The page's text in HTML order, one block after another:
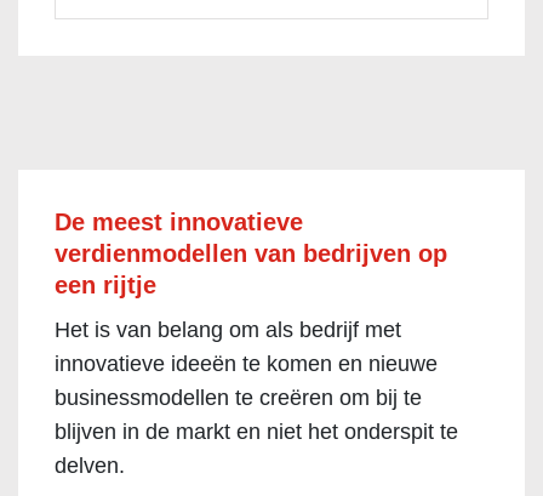
De meest innovatieve
verdienmodellen van bedrijven op
een rijtje
Het is van belang om als bedrijf met
innovatieve ideeën te komen en nieuwe
businessmodellen te creëren om bij te
blijven in de markt en niet het onderspit te
delven.